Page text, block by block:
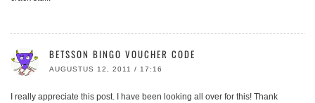
BETSSON BINGO VOUCHER CODE
AUGUSTUS 12, 2011 / 17:16
I really appreciate this post. I have been looking all over for this! Thank